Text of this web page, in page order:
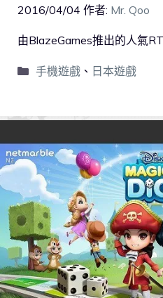
2016/04/04 作者: Mr. Qoo
由BlazeGames推出的人氣
手機遊戲、 日本遊戲